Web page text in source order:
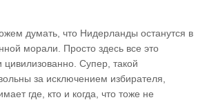
думать, что Нидерланды останутся в
морали. Просто здесь все это
цивилизованно. Супер, такой
за исключением избирателя,
где, кто и когда, что тоже не